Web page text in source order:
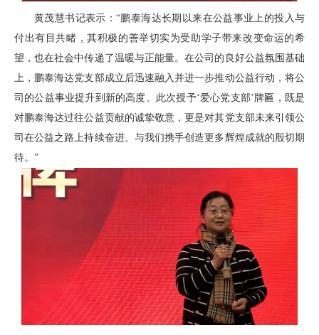
黄茂慧书记表示：“鹏泰海达长期以来在公益事业上的投入与
付出有目共睹，其积极的善举切实为受助学子带来改变命运的希
望，也在社会中传递了温暖与正能量。在公司的良好公益氛围基础
上，鹏泰海达党支部成立后迅速融入并进一步推动公益行动，将公
司的公益事业提升到新的高度。此次授予‘爱心党支部’牌匾，既是
对鹏泰海达过往公益贡献的诚挚敬意，更是对其党支部未来引领公
司在公益之路上持续奋进、与我们携手创造更多辉煌成就的殷切期
待。”